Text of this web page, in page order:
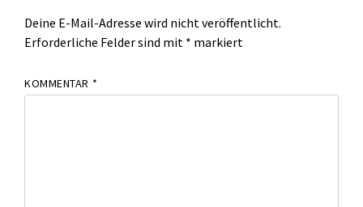
Deine E-Mail-Adresse wird nicht veröffentlicht.
Erforderliche Felder sind mit * markiert
KOMMENTAR *